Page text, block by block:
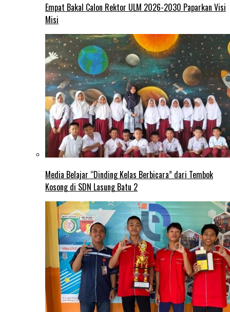
Empat Bakal Calon Rektor ULM 2026-2030 Paparkan Visi
Misi
Media Belajar “Dinding Kelas Berbicara” dari Tembok
Kosong di SDN Lasung Batu 2